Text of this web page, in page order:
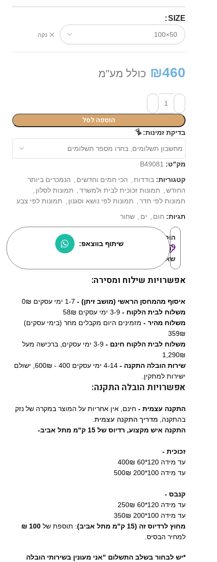
SIZE
נקה
₪460 כולל מע"מ
הוספה לסל
בדיקת זמינות:⏳
מק"ט: B49081
קטגוריות: בודדות הכי חמים וחדשים
הנמכרים ביותר
החודש
תמונות זכוכית לבית ולמשרד תמונות לסלון
תמונות לפי חדר
תמונות לפי נושא וסגנון
תמונות לפי צבע
תגיות: חום ים שחור
הוסף
למוצרים
שאהבתי:
שיתוף בווצאפ:
אפשרויות שילוח ומסירה:
איסוף מהמחסן הראשי (מושב זיתן) -
משלוח לבית הלקוח - 3-9 ימי עסקים 58₪
משלוח מהיר - מזמינים היום מקבלים מחר (בימי עסקים)
359₪
משלוח לבית הלקוח חינם -
3-9 ימי עסקים, ברכישה מעל
1,290₪
שירות הובלה התקנה -
4-14 ימי עסקים 400 - 600₪, ישולם
ישירות למתקין.
אפשרויות הובלה התקנה:
התקנה עצמית - חינם, אין אחריות על המוצר במקרה של נזק
בהתקנה, מדריך התקנה עצמית
התקנה איש מקצוע, רדיוס של 15 ק"מ מתל אביב-
זכוכית -
עד מידה 120*60 400₪
עד מידה 100*200 500₪
קנבס -
עד מידה 120*60 250₪
עד מידה 100*200 350₪
מחוץ לרדיוס זה (15 ק"מ מתל אביב)
: תוספת של 100 ₪
למחיר הבסיס.
*יש לבחור בשלב התשלום "אני מעונין בשירותי הובלה